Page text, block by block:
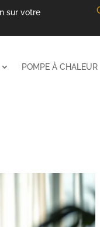
sur votre
POMPE À CHALEUR